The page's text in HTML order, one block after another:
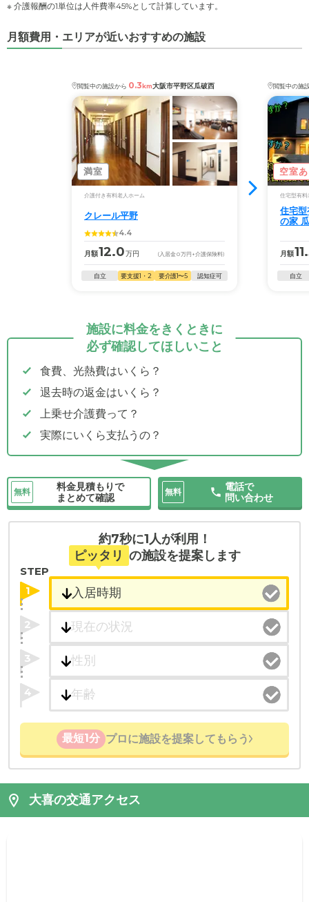
※ 介護報酬の1単位は人件費率45%として計算しています。
月額費用・エリアが近いおすすめの施設
閲覧中の施設から 0.3km大阪市平野区瓜破西
満室
介護付き有料老人ホーム
クレール平野
4.4
月額12.0万円 (入居金0万円 +介護保険料)
自立 要支援1・2 要介護1〜5 認知症可
閲覧中の施
空室
住宅型有料
住宅
の家
月額
自立
施設に料金をきくときに
必ず確認してほしいこと
食費、光熱費はいくら？
退去時の返金はいくら？
上乗せ介護費って？
実際にいくら支払うの？
無料
料金見積もりで
まとめて確認
無料
電話で
問い合わせ
約7秒に1人が利用！
ピッタリ の施設を提案します
STEP
1
2
3
4
最短1分 プロに施設を提案してもらう
大喜の交通アクセス